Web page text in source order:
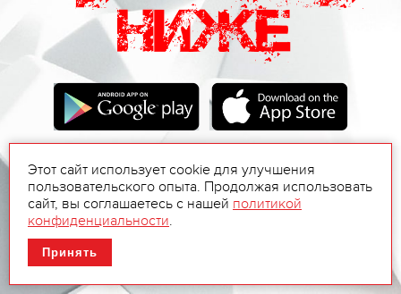
Этот сайт использует cookie для улучшения
пользовательского опыта. Продолжая использовать
сайт, вы соглашаетесь с нашей политикой
конфиденциальности.
Принять